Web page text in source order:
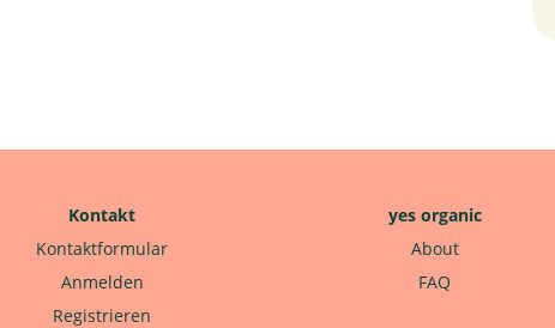
Kontakt
Kontaktformular
Anmelden
Registrieren
yes organic
About
FAQ